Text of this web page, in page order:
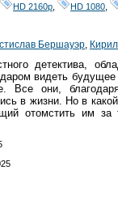
HD 2160р HD 1080
Бершауэр
детектива,
видеть
Все они, благодаря
в жизни. Но в
отомстить им